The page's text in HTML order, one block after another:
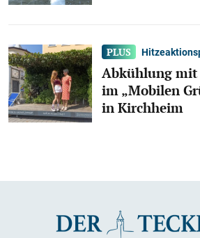
Abkühlung
im „Mobilen
in Kirchheim